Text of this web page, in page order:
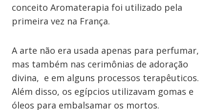
conceito Aromaterapia foi utilizado pela
primeira vez na França.
A arte não era usada apenas para perfumar,
mas também nas cerimônias de adoração
divina, e em alguns processos terapêuticos.
Além disso, os egípcios utilizavam gomas e
óleos para embalsamar os mortos.